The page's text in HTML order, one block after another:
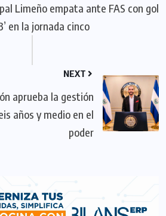
Limeño empata ante FAS con gol
en la jornada cinco
NEXT
aprueba la gestión
años y medio en el
poder